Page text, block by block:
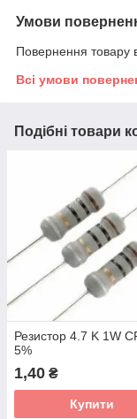
Умови
Повернення товару
Всі умови
Подібні товари
Резистор 4.7 K 1W
5%
1,40 ₴
Купити